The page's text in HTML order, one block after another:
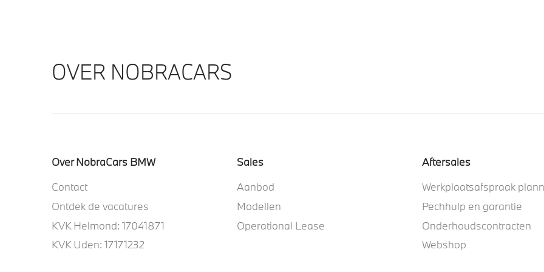
OVER NOBRACARS
Over NobraCars BMW
Contact
Ontdek de vacatures
KVK Helmond: 17041871
KVK Uden: 17171232
Sales
Aanbod
Modellen
Operational Lease
Aftersales
Werkplaatsafspraak
Pechhulp en garantie
Onderhoudscontracten
Webshop